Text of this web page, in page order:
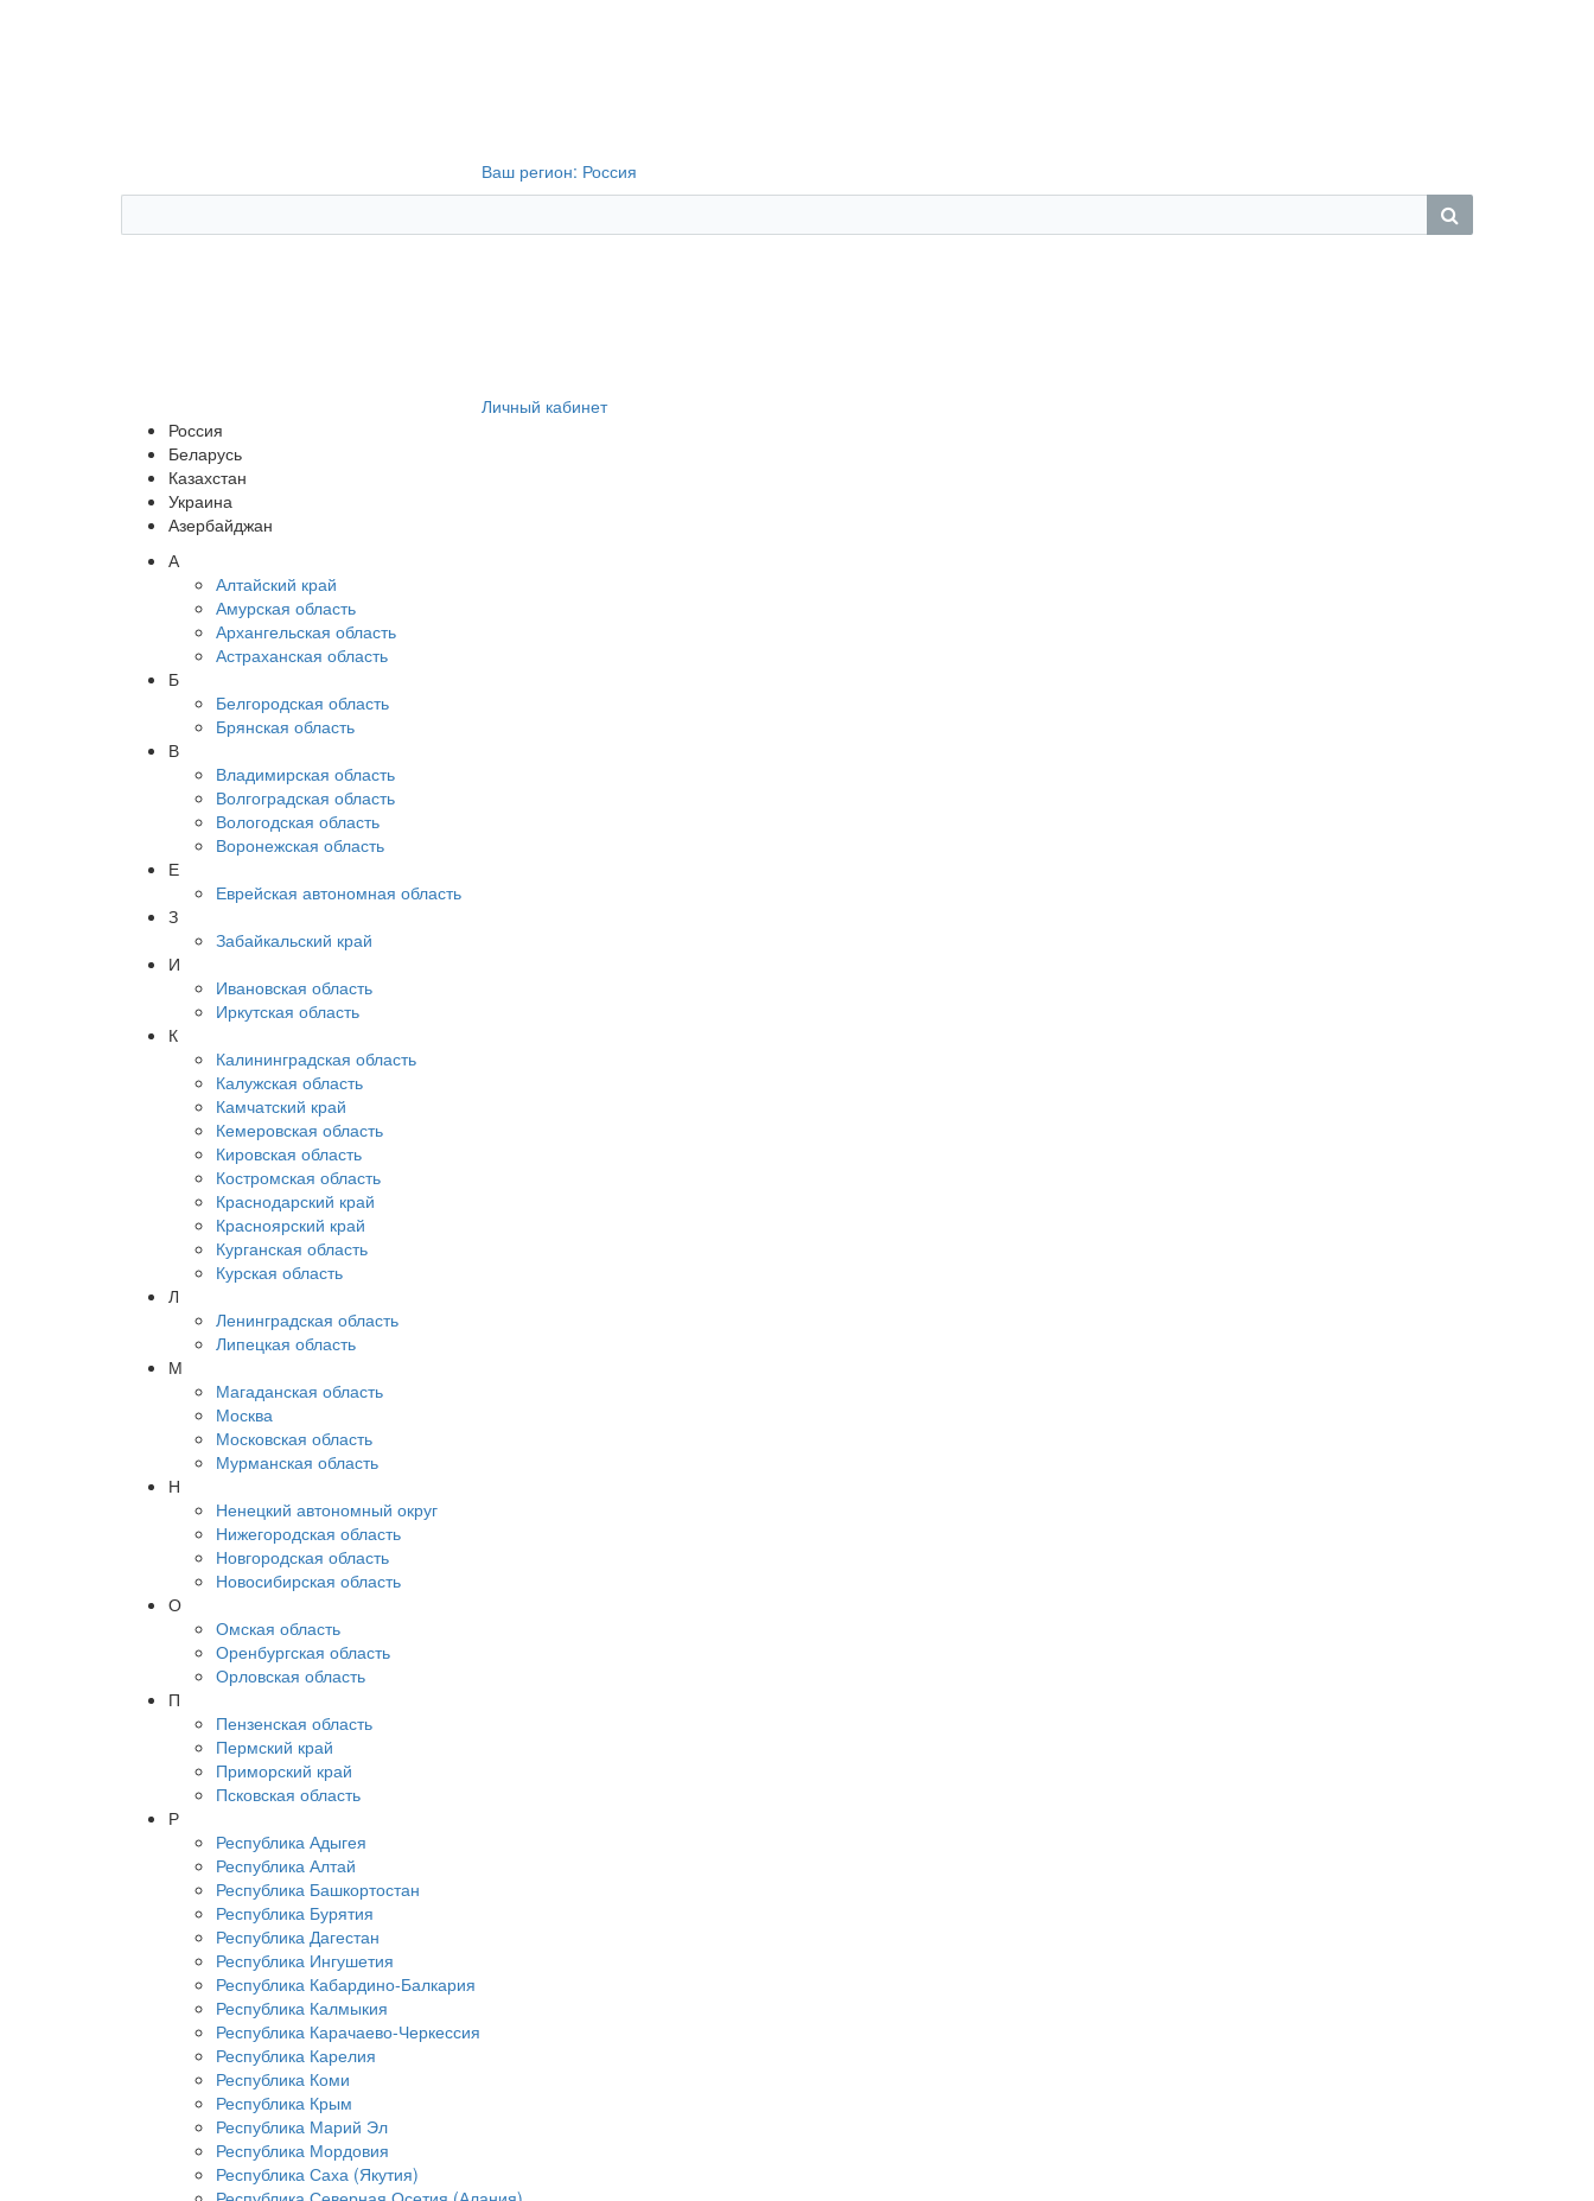
Ваш регион: Россия
Личный кабинет
Россия
Беларусь
Казахстан
Украина
Азербайджан
А
Алтайский край
Амурская область
Архангельская область
Астраханская область
Б
Белгородская область
Брянская область
В
Владимирская область
Волгоградская область
Вологодская область
Воронежская область
Е
Еврейская автономная область
З
Забайкальский край
И
Ивановская область
Иркутская область
К
Калининградская область
Калужская область
Камчатский край
Кемеровская область
Кировская область
Костромская область
Краснодарский край
Красноярский край
Курганская область
Курская область
Л
Ленинградская область
Липецкая область
М
Магаданская область
Москва
Московская область
Мурманская область
Н
Ненецкий автономный округ
Нижегородская область
Новгородская область
Новосибирская область
О
Омская область
Оренбургская область
Орловская область
П
Пензенская область
Пермский край
Приморский край
Псковская область
Р
Республика Адыгея
Республика Алтай
Республика Башкортостан
Республика Бурятия
Республика Дагестан
Республика Ингушетия
Республика Кабардино-Балкария
Республика Калмыкия
Республика Карачаево-Черкессия
Республика Карелия
Республика Коми
Республика Крым
Республика Марий Эл
Республика Мордовия
Республика Саха (Якутия)